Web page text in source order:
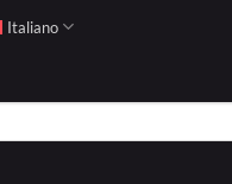
Italiano